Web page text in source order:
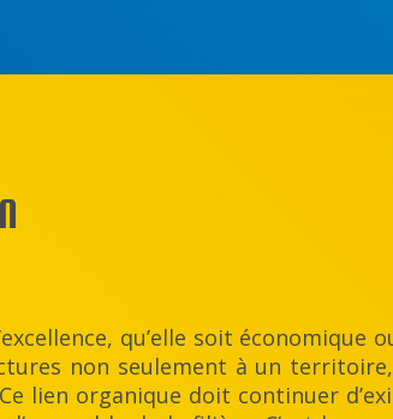
qu’elle soit économique
non seulement à un
lien organique doit continuer